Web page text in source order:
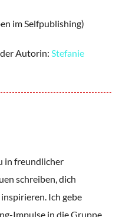
im Selfpublishing)
Autorin: Stefanie
in freundlicher
schreiben, dich
Ich gebe
Impulse in die Gruppe